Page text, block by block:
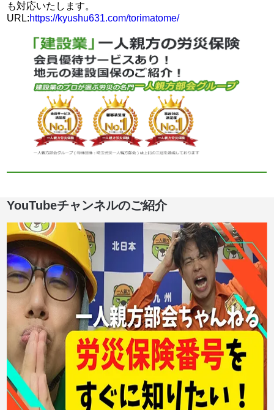
も対応いたします。
URL:https://kyushu631.com/torimatome/
YouTubeチャンネルのご紹介